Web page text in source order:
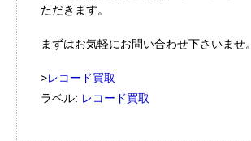
ただきます。
まずはお気軽にお問い合わせ下さいませ。
>レコード買取
ラベル: レコード買取